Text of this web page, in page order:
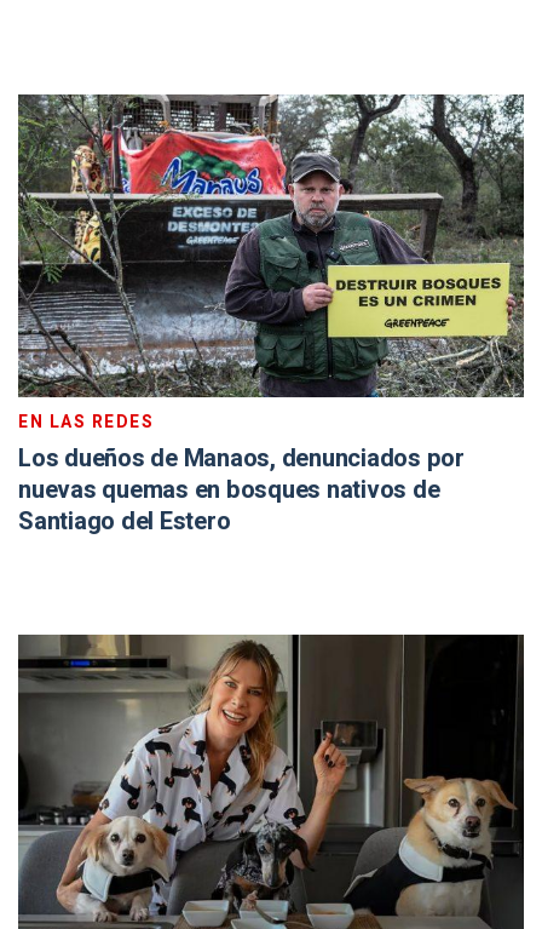
EN LAS REDES
Los dueños de Manaos, denunciados por
nuevas quemas en bosques nativos de
Santiago del Estero